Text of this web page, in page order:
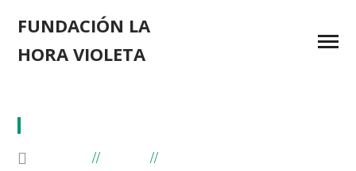
FUNDACIÓN LA
HORA VIOLETA